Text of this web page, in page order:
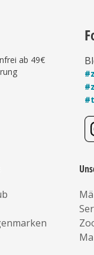
ab 49€